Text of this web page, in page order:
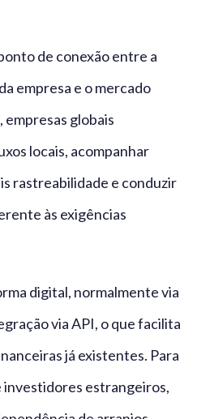
de conexão entre a
empresa e o mercado
empresas globais
locais, acompanhar
rastreabilidade e conduzir
às exigências
digital, normalmente via
via API, o que facilita
já existentes. Para
investidores estrangeiros,